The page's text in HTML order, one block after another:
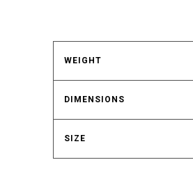
WEIGHT
DIMENSIONS
SIZE